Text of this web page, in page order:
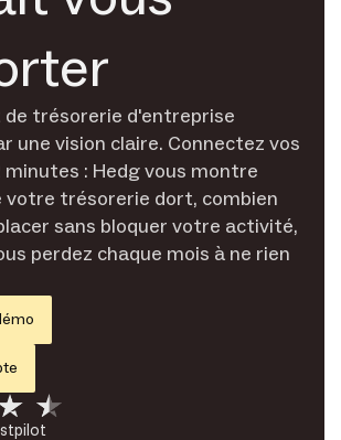
de trésorerie d'entreprise
une vision claire. Connectez vos
: Hedg vous montre
votre trésorerie dort, combien
sans bloquer votre activité,
perdez chaque mois à ne rien